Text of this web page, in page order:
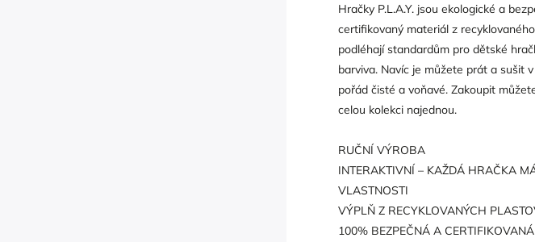
Hračky P.L.A.Y. jsou ekologické a
certifikovaný materiál z
podléhají standardům pro dětské
barviva. Navíc je můžete prát a sušit
pořád čisté a voňavé. Zakoupit
celou kolekci najednou.
RUČNÍ VÝROBA
INTERAKTIVNÍ – KAŽDÁ HRAČKA
VLASTNOSTI
VÝPLŇ Z RECYKLOVANÝCH
100% BEZPEČNÁ A